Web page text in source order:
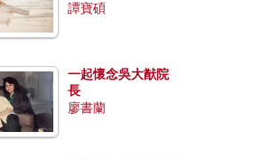
譚寶碩
一起懷念吳大猷院
長
廖書蘭